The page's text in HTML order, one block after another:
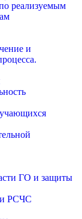
реализуемым
и
ГО и защиты
и РСЧС